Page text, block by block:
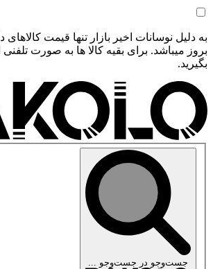
به دلیل نوسانات اخیر بازار تنها قیمت
بروز میباشد. برای بقیه کالا ها به صورت
بگیرید.
جست‌وجو در جست‌وجو ...